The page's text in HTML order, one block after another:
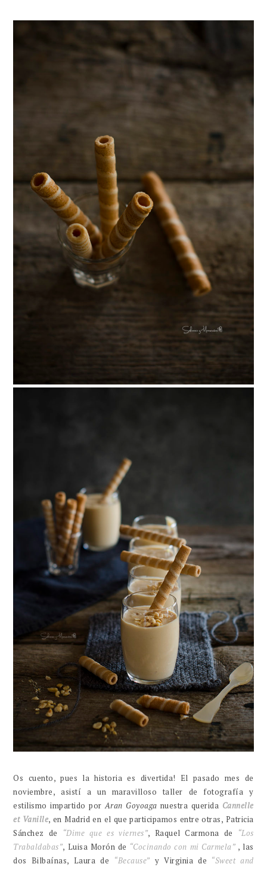
Os cuento, pues la historia es divertida! El pasado mes de
noviembre, asistí a un maravilloso taller de fotografía y
estilismo impartido porAran Goyoaga nuestra querida Cannelle
et Vanille, en Madrid en el que participamos entre otras, Patricia
Sánchez de
“Dime que es viernes”, Raquel Carmona de
“Los
Trabaldabas”, Luisa Morón de “Cocinando con mi Carmela” , las
dos Bilbaínas, Laura de “Because” y Virginia de “Sweet and